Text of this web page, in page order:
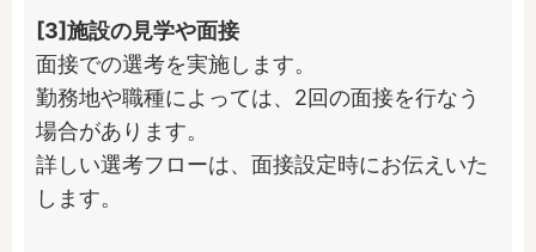
[3]施設の見学や面接
面接での選考を実施します。
勤務地や職種によっては、2回の面接を行なう
場合があります。
詳しい選考フローは、面接設定時にお伝えいた
します。